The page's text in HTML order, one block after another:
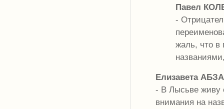
Павел
-
жаль, что в
Елизавета
- В Лысьве живу
внимания на